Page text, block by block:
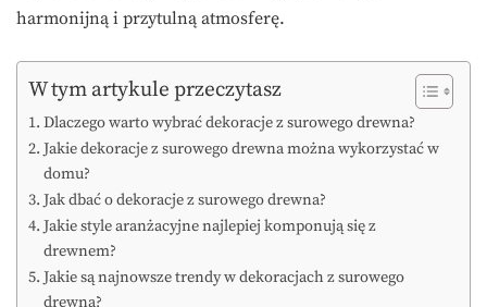
harmonijną i przytulną atmosferę.
W tym artykule przeczytasz
Dlaczego warto wybrać dekoracje z surowego drewna?
Jakie dekoracje z surowego drewna można wykorzystać w
domu?
Jak dbać o dekoracje z surowego drewna?
Jakie style aranżacyjne najlepiej komponują się z
drewnem?
Jakie są najnowsze trendy w dekoracjach z surowego
drewna?